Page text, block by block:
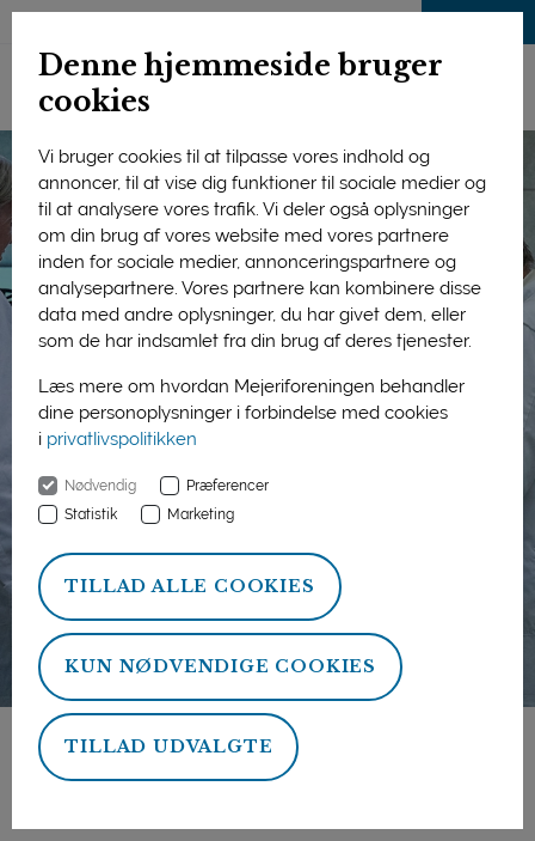
Denne hjemmeside bruger
cookies
Vi bruger cookies til at tilpasse vores indhold og
annoncer, til at vise dig funktioner til sociale medier og
til at analysere vores trafik. Vi deler også oplysninger
om din brug af vores website med vores partnere
inden for sociale medier, annonceringspartnere og
analysepartnere. Vores partnere kan kombinere disse
data med andre oplysninger, du har givet dem, eller
som de har indsamlet fra din brug af deres tjenester.
Læs mere om hvordan Mejeriforeningen behandler
dine personoplysninger i forbindelse med cookies
i privatlivspolitikken
Nødvendig
Præferencer
Statistik
Marketing
TILLAD ALLE COOKIES
KUN NØDVENDIGE COOKIES
TILLAD UDVALGTE
Mejeriforeningens